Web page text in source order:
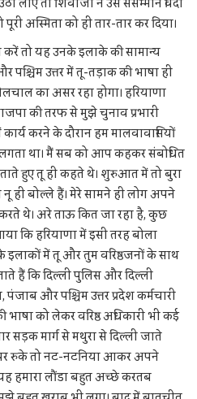
अस्मिता को ही तार-तार कर दिया।
तो यह उनके इलाके की सामान्य
पश्चिम उत्तर में तू-तड़ाक की भाषा ही
का असर रहा होगा। हरियाणा
की तरफ से मुझे चुनाव प्रभारी
करने के दौरान हम मालवावासियों
था। मैं सब को आप कहकर संबोधित
हुए तू ही कहते थे। शुरुआत में तो बुरा
ही बोल्ले हैं। मेरे सामने ही लोग अपने
थे। अरे ताऊ कित जा रहा है, कुछ
कि हरियाणा में इसी तरह बोला
में तू और तुम वरिष्ठजनों के साथ
हैं कि दिल्ली पुलिस और दिल्ली
और पश्चिम उत्तर प्रदेश कर्मचारी
को लेकर वरिष्ठ अधिकारी भी कई
मार्ग से मथुरा से दिल्ली जाते
रुके तो नट-नटनिया आकर अपने
हमारा लौंडा बहुत अच्छे करतब